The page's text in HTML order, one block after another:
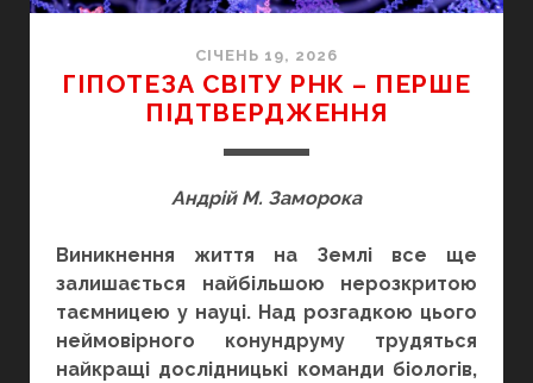
СІЧЕНЬ 19, 2026
ГІПОТЕЗА СВІТУ РНК – ПЕРШЕ
ПІДТВЕРДЖЕННЯ
Андрій М. Заморока
Виникнення життя на Землі все ще
залишається найбільшою нерозкритою
таємницею у науці. Над розгадкою цього
неймовірного конундруму трудяться
найкращі дослідницькі команди біологів,